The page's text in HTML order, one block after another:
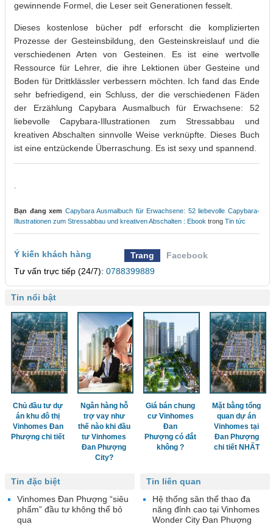
gewinnende Formel, die Leser seit Generationen fesselt.
Dieses kostenlose bücher pdf erforscht die komplizierten
Prozesse der Gesteinsbildung, den Gesteinskreislauf und die
verschiedenen Arten von Gesteinen. Es ist eine wertvolle
Ressource für Lehrer, die ihre Lektionen über Gesteine und
Boden für Drittklässler verbessern möchten. Ich fand das Ende
sehr befriedigend, ein Schluss, der die verschiedenen Fäden
der Erzählung Capybara Ausmalbuch für Erwachsene: 52
liebevolle Capybara-Illustrationen zum Stressabbau und
kreativen Abschalten sinnvolle Weise verknüpfte. Dieses Buch
ist eine entzückende Überraschung. Es ist sexy und spannend.
Bạn đang xem Capybara Ausmalbuch für Erwachsene: 52 liebevolle Capybara-
Illustrationen zum Stressabbau und kreativen Abschalten : Ebook trong Tin tức
Ý kiến khách hàng Trang
Facebook
Tư vấn trực tiếp (24/7): 0788399889
Tin nổi bật
Chủ đầu tư dự
án khu đô thị
Vinhomes Đan
Phượng chi tiết
Ngân hàng hỗ
trợ vay như
thế nào khi đầu
tư Vinhomes
Đan Phượng
City?
Giá bán chung
cư Vinhomes
Đan
Phượng có đắt
không ?
Mặt bằng tổng
quan dự án
Vinhomes tại
Đan Phượng
chi tiết NHẤT
Tin liên quan
Hệ thống sân thể thao đa
năng đỉnh cao tại Vinhomes
Wonder City Đan Phượng
Tin đặc biệt
Vinhomes Đan Phượng “siêu
phẩm” đầu tư không thể bỏ
qua